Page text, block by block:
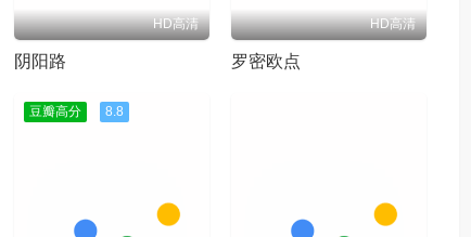
HD高清
阴阳路
HD高清
罗密欧点
豆瓣高分 8.8